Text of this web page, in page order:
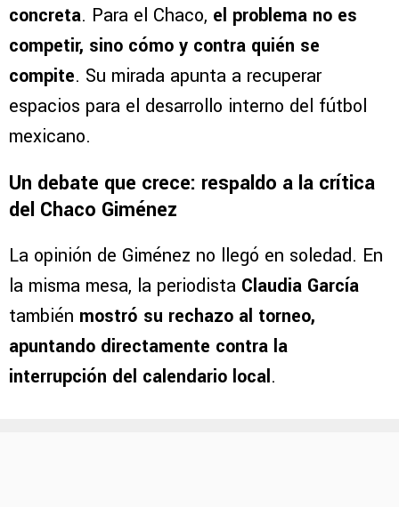
concreta. Para el Chaco, el problema no es
competir, sino cómo y contra quién se
compite. Su mirada apunta a recuperar
espacios para el desarrollo interno del fútbol
mexicano.
Un debate que crece: respaldo a la crítica
del Chaco Giménez
La opinión de Giménez no llegó en soledad. En
la misma mesa, la periodista Claudia García
también mostró su rechazo al torneo,
apuntando directamente contra la
interrupción del calendario local.